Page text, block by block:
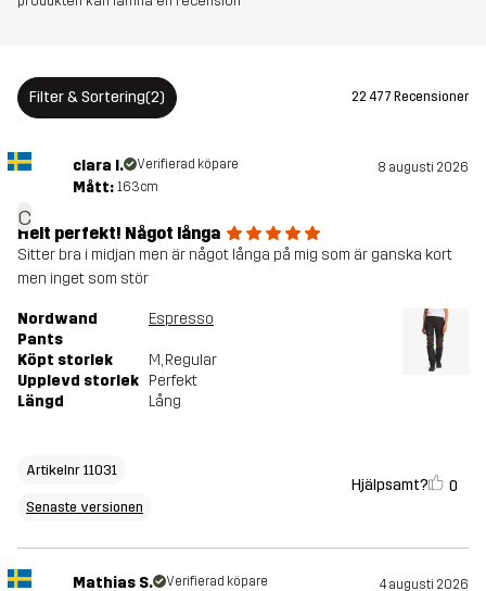
Filter & Sortering(2) 22 477 Recensioner
c
clara l. Verifierad köpare 8 augusti 2026
Mått: 163cm
Helt perfekt! Något långa
Sitter bra i midjan men är något långa på mig som är ganska kort
men inget som stör
Nordwand
Pants
Espresso
Köpt storlek M, Regular
Upplevd storlek Perfekt
Längd
Lång
Artikelnr 11031
Senaste versionen
Hjälpsamt? 0
Mathias S. Verifierad köpare 4 augusti 2026